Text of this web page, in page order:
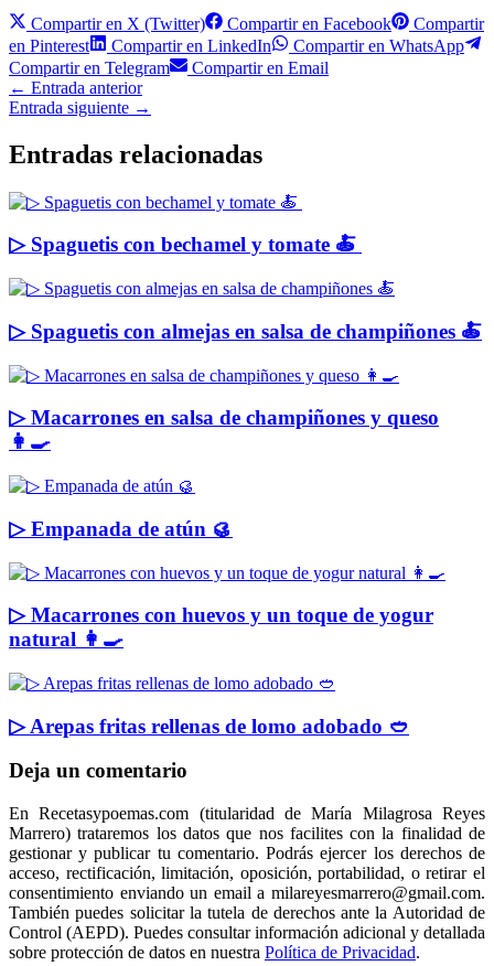
Compartir en X (Twitter) Compartir en Facebook
Compartir
en Pinterest Compartir en LinkedIn Compartir en WhatsApp
Compartir en Telegram Compartir en Email
← Entrada anterior
Entrada siguiente →
Entradas relacionadas
▷ Spaguetis con bechamel y tomate 🍝
▷ Spaguetis con almejas en salsa de champiñones 🍝
▷ Macarrones en salsa de champiñones y queso
👩‍🍳
▷ Empanada de atún 🥮
▷ Macarrones con huevos y un toque de yogur
natural 👩‍🍳
▷ Arepas fritas rellenas de lomo adobado 🥙
Deja un comentario
En Recetasypoemas.com (titularidad de María Milagrosa Reyes
Marrero) trataremos los datos que nos facilites con la finalidad de
gestionar y publicar tu comentario. Podrás ejercer los derechos de
acceso, rectificación, limitación, oposición, portabilidad, o retirar el
consentimiento enviando un email a milareyesmarrero@gmail.com.
También puedes solicitar la tutela de derechos ante la Autoridad de
Control (AEPD). Puedes consultar información adicional y detallada
sobre protección de datos en nuestra Política de Privacidad.